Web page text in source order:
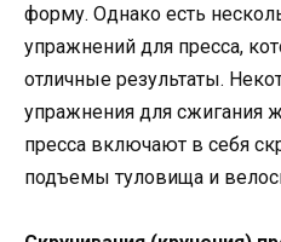
форму. Однако есть
упражнений для пресса,
отличные результаты.
упражнения для сжигания
пресса включают в себя
подъемы туловища и